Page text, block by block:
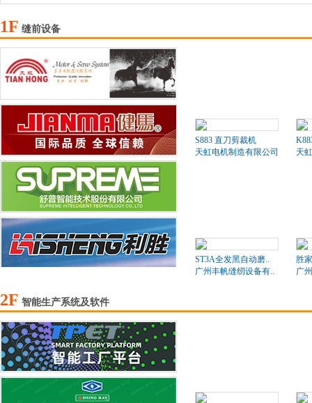
1F 缝前设备
S883 直刀剪裁机
天虹电机制造有限公司
天
ST3A全发黑自动磨..
广州丰帆缝纫设备有..
胜
广
2F 智能生产系统及软件